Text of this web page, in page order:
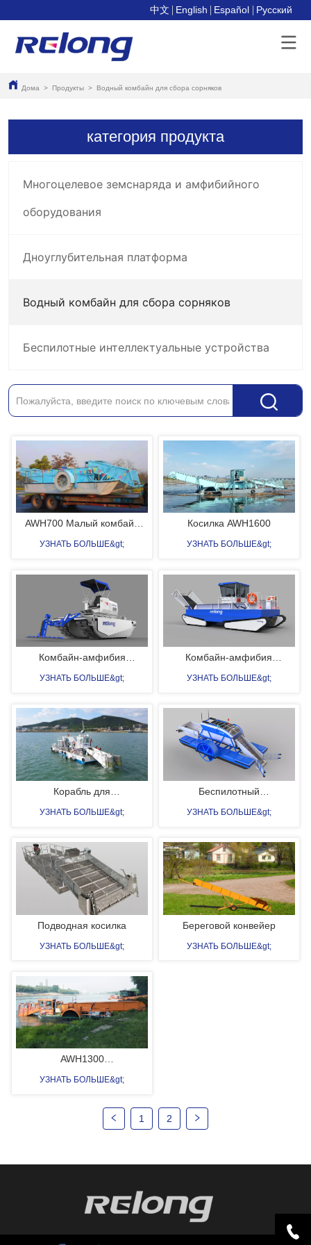
中文 English Español Pусский
Дома > Продукты > Водный комбайн для сбора сорняков
категория продукта
Многоцелевое земснаряда и амфибийного
оборудования
Дноуглубительная платформа
Водный комбайн для сбора сорняков
Беспилотные интеллектуальные устройства
AWH700 Малый комбайн
для водных сорняков
УЗНАТЬ БОЛЬШЕ&gt;
Косилка AWH1600
УЗНАТЬ БОЛЬШЕ&gt;
Комбайн-амфибия
AMH1850
УЗНАТЬ БОЛЬШЕ&gt;
Комбайн-амфибия
AMH5700
УЗНАТЬ БОЛЬШЕ&gt;
Корабль для
автоматического сбора
УЗНАТЬ БОЛЬШЕ&gt;
Беспилотный
очистительный катер
УЗНАТЬ БОЛЬШЕ&gt;
Подводная косилка
УЗНАТЬ БОЛЬШЕ&gt;
Береговой конвейер
УЗНАТЬ БОЛЬШЕ&gt;
AWH1300
Среднеразмерный комбайн
УЗНАТЬ БОЛЬШЕ&gt;
1 2